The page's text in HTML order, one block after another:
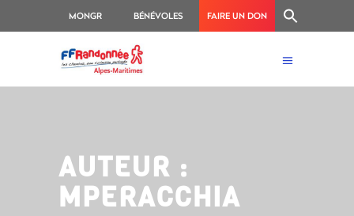
MONGR BÉNÉVOLES FAIRE UN DON
AUTEUR :
MPERACCHIA